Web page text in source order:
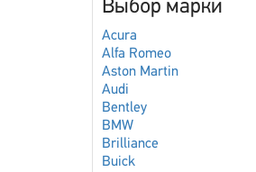
Выбор марки
Acura
Alfa Romeo
Aston Martin
Audi
Bentley
BMW
Brilliance
Buick